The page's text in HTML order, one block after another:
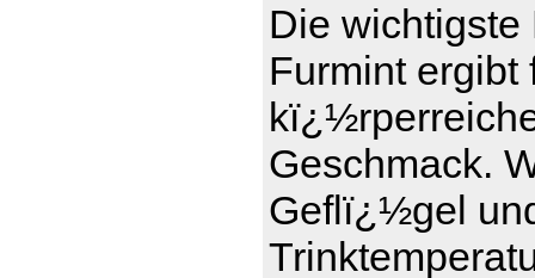
Die wichtigste
Furmint ergibt
Geschmack.
Geflï¿½gel